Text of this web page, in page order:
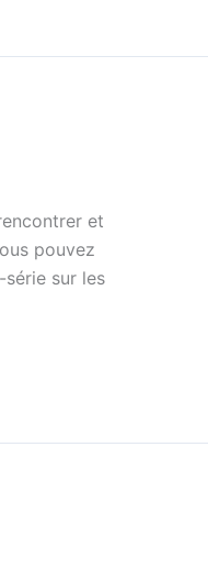
et
pouvez
sur les